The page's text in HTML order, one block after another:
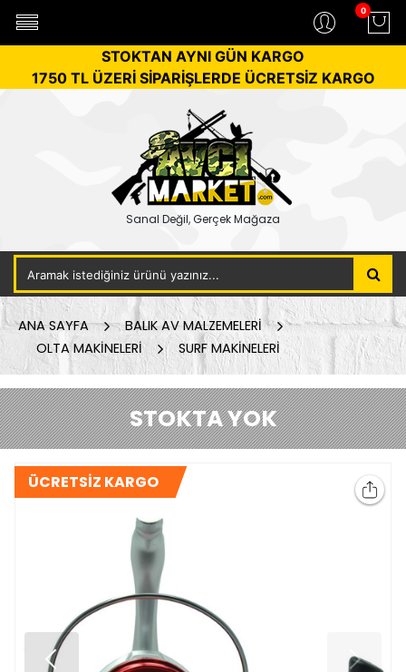
0
STOKTAN AYNI GÜN KARGO
1750 TL ÜZERİ SİPARİŞLERDE ÜCRETSİZ KARGO
Sanal Değil, Gerçek Mağaza
ANA SAYFA
BALIK AV MALZEMELERİ
OLTA MAKİNELERİ
SURF MAKİNELERİ
STOKTA YOK
ÜCRETSİZ KARGO